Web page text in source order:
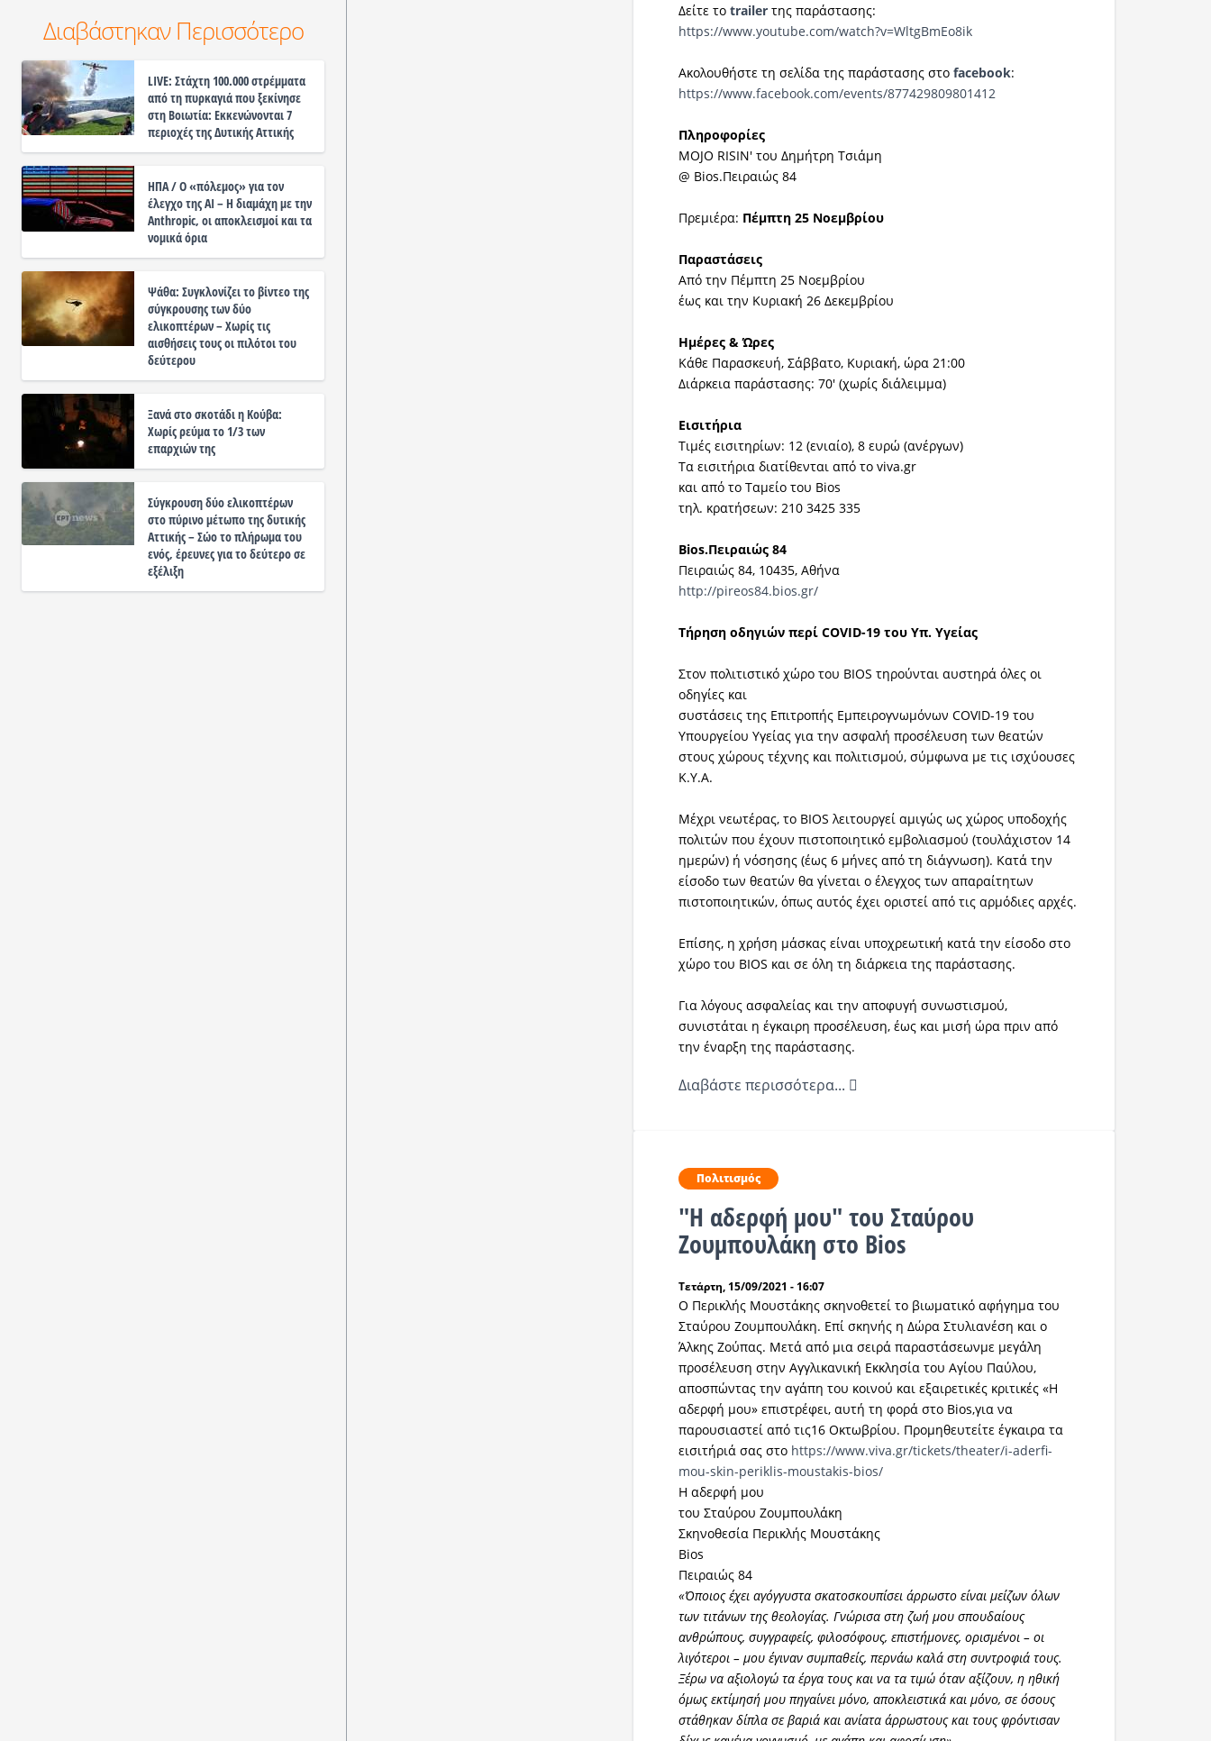
Δείτε τοtrailer της παράστασης:
https://www.youtube.com/watch?v=WltgBmEo8ik
Ακολουθήστε τη σελίδα της παράστασης στοfacebook:
https://www.facebook.com/events/877429809801412
Πληροφορίες
MOJO RISIN' του Δημήτρη Τσιάμη
@ Bios.Πειραιώς 84
Πρεμιέρα: Πέμπτη 25 Νοεμβρίου
Παραστάσεις
Από την Πέμπτη 25 Νοεμβρίου
έως και την Κυριακή 26 Δεκεμβρίου
Ημέρες & Ώρες
Κάθε Παρασκευή, Σάββατο, Κυριακή, ώρα 21:00
Διάρκεια παράστασης: 70' (χωρίς διάλειμμα)
Εισιτήρια
Τιμές εισιτηρίων: 12 (ενιαίο), 8 ευρώ (ανέργων)
Τα εισιτήρια διατίθενται από το viva.gr
και από το Tαμείο του Bios
τηλ. κρατήσεων: 210 3425 335
Bios.Πειραιώς 84
Πειραιώς 84, 10435, Αθήνα
http://pireos84.bios.gr/
Τήρηση οδηγιών περί COVID-19 του Υπ. Υγείας
Στον πολιτιστικό χώρο του BIOS τηρούνται αυστηρά όλες οι
οδηγίες και
συστάσεις της Επιτροπής Εμπειρογνωμόνων COVID-19 του
Υπουργείου Υγείας για την ασφαλή προσέλευση των θεατών
στους χώρους τέχνης και πολιτισμού, σύμφωνα με τις ισχύουσες
Κ.Υ.Α.
Μέχρι νεωτέρας, το BIOS λειτουργεί αμιγώς ως χώρος υποδοχής
πολιτών που έχουν πιστοποιητικό εμβολιασμού (τουλάχιστον 14
ημερών) ή νόσησης (έως 6 μήνες από τη διάγνωση). Κατά την
είσοδο των θεατών θα γίνεται ο έλεγχος των απαραίτητων
πιστοποιητικών, όπως αυτός έχει οριστεί από τις αρμόδιες αρχές.
Επίσης, η χρήση μάσκας είναι υποχρεωτική κατά την είσοδο στο
χώρο του BIOS και σε όλη τη διάρκεια της παράστασης.
Για λόγους ασφαλείας και την αποφυγή συνωστισμού,
συνιστάται η έγκαιρη προσέλευση, έως και μισή ώρα πριν από
την έναρξη της παράστασης.
Διαβάστε περισσότερα...
Πολιτισμός
"Η αδερφή μου" του Σταύρου
Ζουμπουλάκη στο Bios
Τετάρτη, 15/09/2021 - 16:07
Ο Περικλής Μουστάκης σκηνοθετεί το βιωματικό αφήγημα του
Σταύρου Ζουμπουλάκη. Επί σκηνής η Δώρα Στυλιανέση και ο
Άλκης Ζούπας. Μετά από μια σειρά παραστάσεωνμε μεγάλη
προσέλευση στην Αγγλικανική Εκκλησία του Αγίου Παύλου,
αποσπώντας την αγάπη του κοινού και εξαιρετικές κριτικές «Η
αδερφή μου» επιστρέφει, αυτή τη φορά στο Bios,για να
παρουσιαστεί από τις16 Οκτωβρίου. Προμηθευτείτε έγκαιρα τα
εισιτήριά σας στο https://www.viva.gr/tickets/theater/i-aderfi-
mou-skin-periklis-moustakis-bios/
Η αδερφή μου
του Σταύρου Ζουμπουλάκη
Σκηνοθεσία Περικλής Μουστάκης
Bios
Πειραιώς 84
«Όποιος έχει αγόγγυστα σκατοσκουπίσει άρρωστο είναι μείζων όλων
των τιτάνων της θεολογίας. Γνώρισα στη ζωή μου σπουδαίους
ανθρώπους, συγγραφείς, φιλοσόφους, επιστήμονες, ορισμένοι – οι
λιγότεροι – μου έγιναν συμπαθείς, περνάω καλά στη συντροφιά τους.
Ξέρω να αξιολογώ τα έργα τους και να τα τιμώ όταν αξίζουν, η ηθική
όμως εκτίμησή μου πηγαίνει μόνο, αποκλειστικά και μόνο, σε όσους
στάθηκαν δίπλα σε βαριά και ανίατα άρρωστους και τους φρόντισαν
Διαβάστηκαν Περισσότερο
LIVE: Στάχτη 100.000 στρέμματα
από τη πυρκαγιά που ξεκίνησε
στη Βοιωτία: Εκκενώνονται 7
περιοχές της Δυτικής Αττικής
ΗΠΑ / Ο «πόλεμος» για τον
έλεγχο της ΑΙ – Η διαμάχη με την
Anthropic, οι αποκλεισμοί και τα
νομικά όρια
Ψάθα: Συγκλονίζει το βίντεο της
σύγκρουσης των δύο
ελικοπτέρων – Χωρίς τις
αισθήσεις τους οι πιλότοι του
δεύτερου
Ξανά στο σκοτάδι η Κούβα:
Χωρίς ρεύμα το 1/3 των
επαρχιών της
Σύγκρουση δύο ελικοπτέρων
στο πύρινο μέτωπο της δυτικής
Αττικής – Σώο το πλήρωμα του
ενός, έρευνες για το δεύτερο σε
εξέλιξη